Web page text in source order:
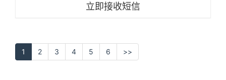
立即接收短信
1 2 3 4 5 6 >>